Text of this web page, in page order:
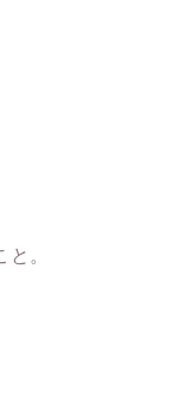
。